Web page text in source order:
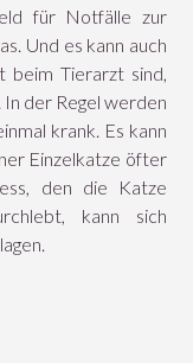
für Notfälle zur
Und es kann auch
beim Tierarzt sind,
der Regel werden
krank. Es kann
Einzelkatze öfter
den die Katze
kann sich